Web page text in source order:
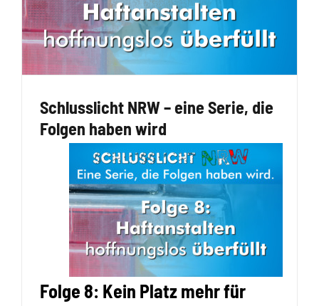
Schlusslicht NRW – eine Serie, die
Folgen haben wird
Folge 8: Kein Platz mehr für